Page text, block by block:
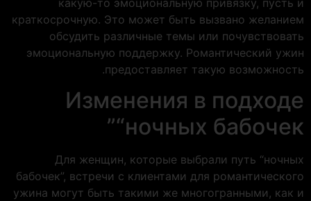
краткосрочную. Это может быть вызвано желанием
обсудить различные темы или почувствовать
эмоциональную поддержку. Романтический ужин
предоставляет такую возможность.
Изменения в подходе
“ночных бабочек”
Для женщин, которые выбрали путь “ночных
бабочек”, встречи с клиентами для романтического
ужина могут быть такими же многогранными, как и